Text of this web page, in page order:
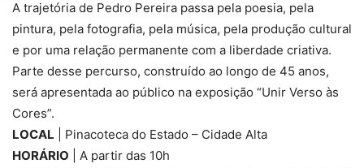
A trajetória de Pedro Pereira passa pela poesia, pela
pintura, pela fotografia, pela música, pela produção cultural
e por uma relação permanente com a liberdade criativa.
Parte desse percurso, construído ao longo de 45 anos,
será apresentada ao público na exposição “Unir Verso às
Cores”.
LOCAL | Pinacoteca do Estado – Cidade Alta
HORÁRIO | A partir das 10h